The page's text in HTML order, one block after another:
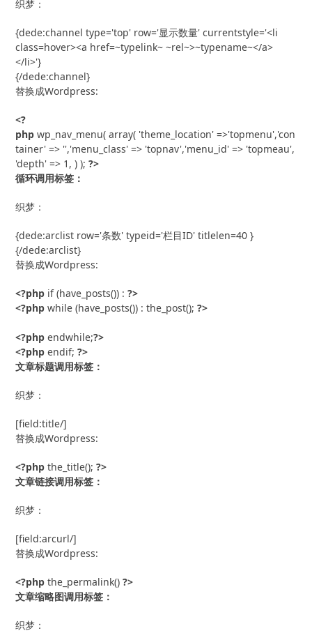
织梦：
{dede:channel type='top' row='显示数量' currentstyle='<li
class=hover><a href=~typelink~ ~rel~>~typename~</a>
</li>'}
{/dede:channel}
替换成Wordpress:
<?
php wp_nav_menu( array( 'theme_location' =>'topmenu','con
tainer' => '','menu_class' => 'topnav','menu_id' => 'topmeau',
'depth' => 1, ) ); ?>
循环调用标签：
织梦：
{dede:arclist row='条数' typeid='栏目ID' titlelen=40 }
{/dede:arclist}
替换成Wordpress:
<?php if (have_posts()) : ?>
<?php while (have_posts()) : the_post(); ?>
<?php endwhile;?>
<?php endif; ?>
文章标题调用标签：
织梦：
[field:title/]
替换成Wordpress:
<?php the_title(); ?>
文章链接调用标签：
织梦：
[field:arcurl/]
替换成Wordpress:
<?php the_permalink() ?>
文章缩略图调用标签：
织梦：